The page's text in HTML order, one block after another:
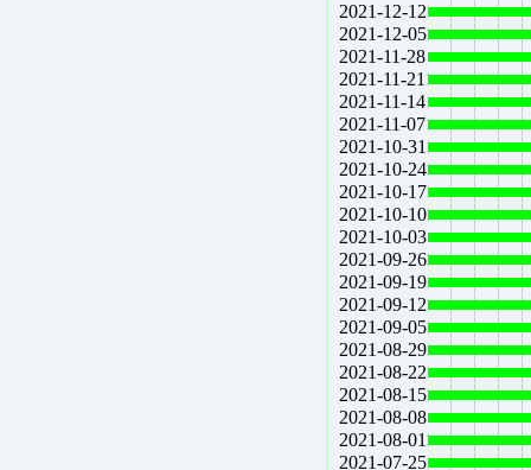
2021-12-12
2021-12-05
2021-11-28
2021-11-21
2021-11-14
2021-11-07
2021-10-31
2021-10-24
2021-10-17
2021-10-10
2021-10-03
2021-09-26
2021-09-19
2021-09-12
2021-09-05
2021-08-29
2021-08-22
2021-08-15
2021-08-08
2021-08-01
2021-07-25